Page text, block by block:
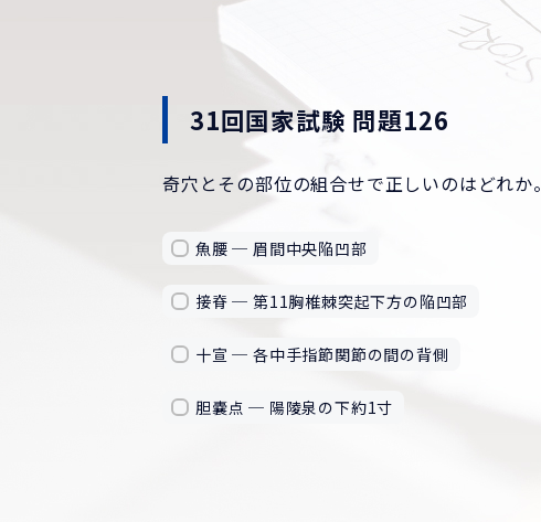
31回国家試験 問題126
奇穴とその部位の組合せで正しいのはどれか。
魚腰 ─ 眉間中央陥凹部
接脊 ─ 第11胸椎棘突起下方の陥凹部
十宣 ─ 各中手指節関節の間の背側
胆嚢点 ─ 陽陵泉の下約1寸